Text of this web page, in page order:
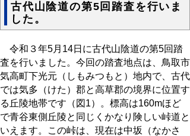
古代山陰道の第5回踏査を行いま
した。
令和３年5月14日に古代山陰道の第5回踏
査を行いました。今回の踏査地点は、鳥取市
気高町下光元（しもみつもと）地内で、古代
では気多（けた）郡と高草郡の境界に位置す
る丘陵地帯です（図1）。標高は160mほど
で青谷東側丘陵と同じくかなり険しい峠道と
いえます。この峠は、現在は中坂（なかさ